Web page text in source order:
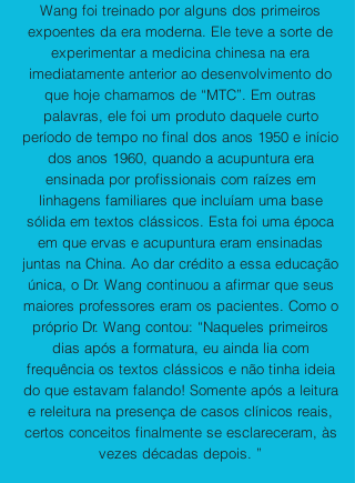
Wang foi treinado por alguns dos primeiros
expoentes da era moderna. Ele teve a sorte de
experimentar a medicina chinesa na era
imediatamente anterior ao desenvolvimento do
que hoje chamamos de “MTC”. Em outras
palavras, ele foi um produto daquele curto
período de tempo no final dos anos 1950 e início
dos anos 1960, quando a acupuntura era
ensinada por profissionais com raízes em
linhagens familiares que incluíam uma base
sólida em textos clássicos. Esta foi uma época
em que ervas e acupuntura eram ensinadas
juntas na China. Ao dar crédito a essa educação
única, o Dr. Wang continuou a afirmar que seus
maiores professores eram os pacientes. Como o
próprio Dr. Wang contou: “Naqueles primeiros
dias após a formatura, eu ainda lia com
frequência os textos clássicos e não tinha ideia
do que estavam falando! Somente após a leitura
e releitura na presença de casos clínicos reais,
certos conceitos finalmente se esclareceram, às
vezes décadas depois. ”